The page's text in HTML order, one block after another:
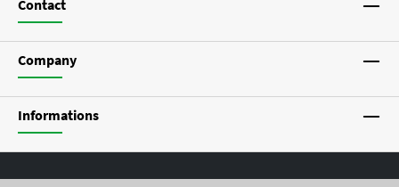
Contact
Company
Informations